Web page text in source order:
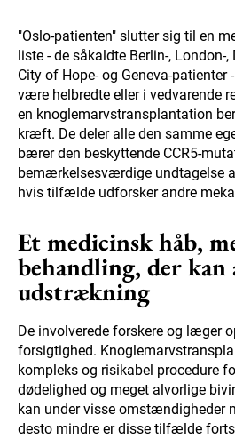
"Oslo-patienten" slutter sig til en
liste - de såkaldte Berlin-, London-,
City of Hope- og Geneva-
være helbredte eller i vedvarende
en knoglemarvstransplantation
kræft. De deler alle den samme
bærer den beskyttende CCR5-
bemærkelsesværdige undtagelse
hvis tilfælde udforsker andre
Et medicinsk håb,
behandling, der kan
udstrækning
De involverede forskere og læger
forsigtighed.
kompleks og risikabel procedure
dødelighed og meget alvorlige
kan under visse omstændigheder
desto mindre er disse tilfælde